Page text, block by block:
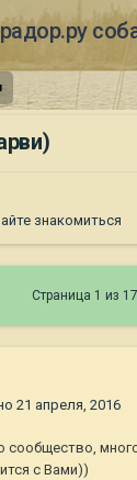
знакомиться
Страница 1 из 17
21 апреля, 2016
сообщество,
с Вами))